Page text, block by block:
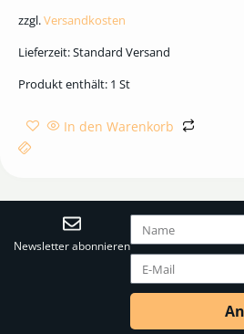
zzgl.Versandkosten
Lieferzeit:Standard Versand
Produkt enthält: 1 St
In den Warenkorb
Newsletter abonnieren